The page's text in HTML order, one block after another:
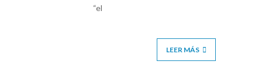
“el
LEER MÁS